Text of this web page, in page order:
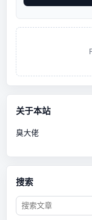
关于本站
臭大佬
搜索